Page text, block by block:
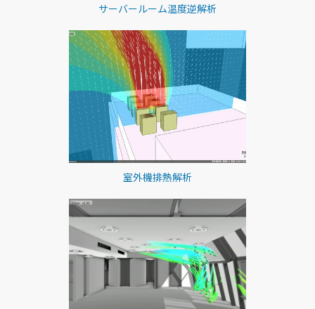
サーバールーム温度逆解析
室外機排熱解析